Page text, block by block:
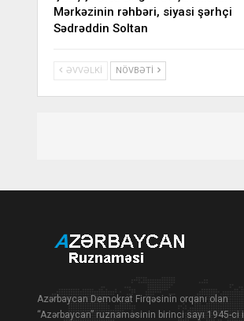
Mərkəzinin rəhbəri, siyasi şərhçi
Sədrəddin Soltan
ƏVVƏLKI NÖVBƏTI
Azərbaycan Demokrat Firqəsinin orqanı olan
“Azərbaycan” ruznaməsinin birinci sayı 1945-ci il